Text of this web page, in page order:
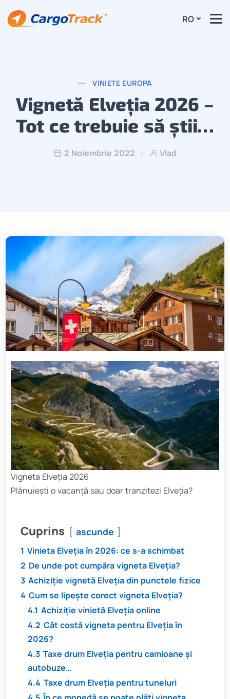
RO
VINIETE EUROPA
Vignetă Elveția 2026 –
Tot ce trebuie să știi…
2 Noiembrie 2022 Vlad
Vigneta Elveția 2026
Plănuiești o vacanță sau doar tranzitezi Elveția?
Cuprins ascunde
1 Vinieta Elveția în 2026: ce s-a schimbat
2 De unde pot cumpăra vigneta Elveția?
3 Achiziție vignetă Elveția din punctele fizice
4 Cum se lipește corect vigneta Elveția?
4.1 Achiziție vinietă Elveția online
4.2 Cât costă vigneta pentru Elveția în
2026?
4.3 Taxe drum Elveția pentru camioane și
autobuze…
4.4 Taxe drum Elveția pentru tuneluri